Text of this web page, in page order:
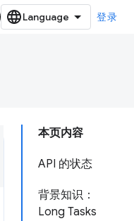
登录
本页内容
API 的状态
背景知识：
Long Tasks